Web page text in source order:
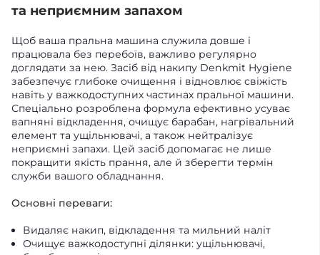
та неприємним запахом
Щоб ваша пральна машина служила довше і
працювала без перебоїв, важливо регулярно
доглядати за нею. Засіб від накипу Denkmit Hygiene
забезпечує глибоке очищення і відновлює свіжість
навіть у важкодоступних частинах пральної машини.
Спеціально розроблена формула ефективно усуває
вапняні відкладення, очищує барабан, нагрівальний
елемент та ущільнювачі, а також нейтралізує
неприємні запахи. Цей засіб допомагає не лише
покращити якість прання, але й зберегти термін
служби вашого обладнання.
Основні переваги:
Видаляє накип, відкладення та мильний наліт
Очищує важкодоступні ділянки: ущільнювачі,